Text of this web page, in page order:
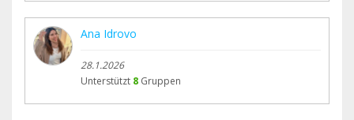
Ana Idrovo
28.1.2026
Unterstützt 8 Gruppen